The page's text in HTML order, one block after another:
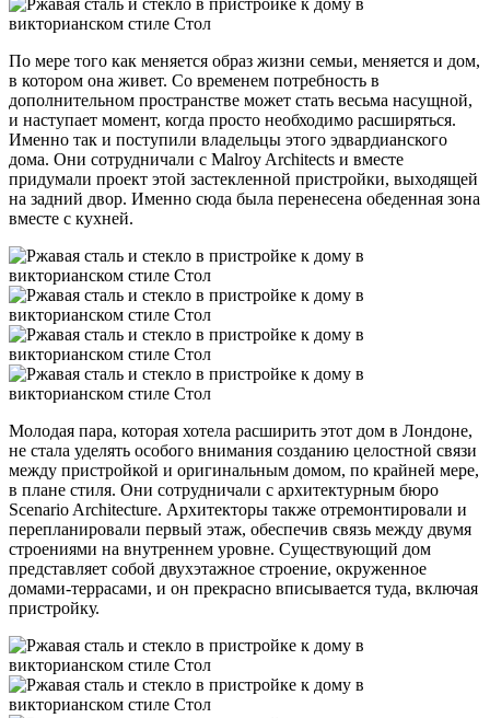
По мере того как меняется образ жизни семьи, меняется и дом,
в котором она живет. Со временем потребность в
дополнительном пространстве может стать весьма насущной,
и наступает момент, когда просто необходимо расширяться.
Именно так и поступили владельцы этого эдвардианского
дома. Они сотрудничали с Malroy Architects и вместе
придумали проект этой застекленной пристройки, выходящей
на задний двор. Именно сюда была перенесена обеденная зона
вместе с кухней.
Молодая пара, которая хотела расширить этот дом в Лондоне,
не стала уделять особого внимания созданию целостной связи
между пристройкой и оригинальным домом, по крайней мере,
в плане стиля. Они сотрудничали с архитектурным бюро
Scenario Architecture. Архитекторы также отремонтировали и
перепланировали первый этаж, обеспечив связь между двумя
строениями на внутреннем уровне. Существующий дом
представляет собой двухэтажное строение, окруженное
домами-террасами, и он прекрасно вписывается туда, включая
пристройку.